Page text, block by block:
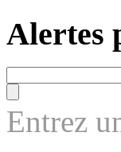
Alertes
Entrez